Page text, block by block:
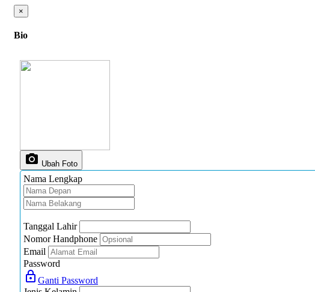
×
Bio
photo_camera Ubah Foto
Nama Lengkap
Tanggal Lahir
Nomor Handphone
Email
Password
lock_outline Ganti Password